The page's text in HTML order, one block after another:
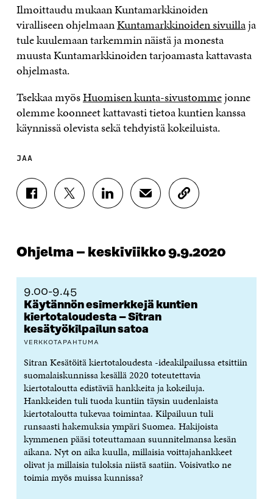
Ilmoittaudu mukaan Kuntamarkkinoiden
viralliseen ohjelmaanKuntamarkkinoiden sivuillaja
tule kuulemaan tarkemmin näistä ja monesta
muusta Kuntamarkkinoiden tarjoamasta kattavasta
ohjelmasta.
Tsekkaa myösHuomisen kunta-sivustommejonne
olemme koonneet kattavasti tietoa kuntien kanssa
käynnissä olevista sekä tehdyistä kokeiluista.
JAA
J
A
C
O
K
I
S
S
A
V
T
U
U
U
U
D
S
J
A
I
R
I
S
S
Ä
V
A
U
U
U
U
U
D
E
S
J
A
N
N
I
S
A
V
A
T
U
U
U
U
D
S
J
A
H
S
T
I
A
A
V
U
T
U
U
U
U
K
O
I
K
N
L
I
K
K
I
Ohjelma – keskiviikko 9.9.2020
9.00-9.45
Käytännön esimerkkejä kuntien
kiertotaloudesta – Sitran
kesätyökilpailun satoa
VERKKOTAPAHTUMA
Sitran Kesätöitä kiertotaloudesta -ideakilpailussa etsittiin
suomalaiskunnissa kesällä 2020 toteutettavia
kiertotaloutta edistäviä hankkeita ja kokeiluja.
Hankkeiden tuli tuoda kuntiin täysin uudenlaista
kiertotaloutta tukevaa toimintaa. Kilpailuun tuli
runsaasti hakemuksia ympäri Suomea. Hakijoista
kymmenen pääsi toteuttamaan suunnitelmansa kesän
aikana. Nyt on aika kuulla, millaisia voittajahankkeet
olivat ja millaisia tuloksia niistä saatiin. Voisivatko ne
toimia myös muissa kunnissa?